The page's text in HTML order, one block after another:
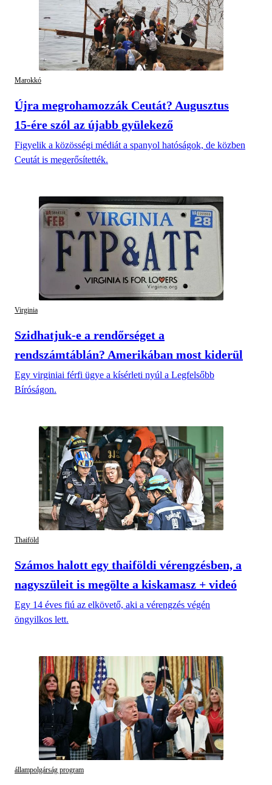
Marokkó
Újra megrohamozzák Ceutát? Augusztus
15-ére szól az újabb gyülekező
Figyelik a közösségi médiát a spanyol hatóságok, de közben
Ceutát is megerősítették.
Virginia
Szidhatjuk-e a rendőrséget a
rendszámtáblán? Amerikában most kiderül
Egy virginiai férfi ügye a kísérleti nyúl a Legfelsőbb
Bíróságon.
Thaiföld
Számos halott egy thaiföldi vérengzésben, a
nagyszüleit is megölte a kiskamasz + videó
Egy 14 éves fiú az elkövető, aki a vérengzés végén
öngyilkos lett.
állampolgárság program